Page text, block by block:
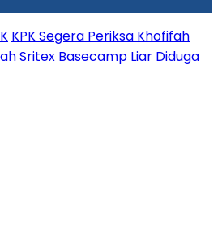
KPK Segera Periksa Khofifah
Sritex Basecamp Liar Diduga